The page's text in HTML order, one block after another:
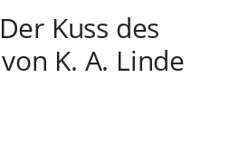
Kuss des
K. A. Linde